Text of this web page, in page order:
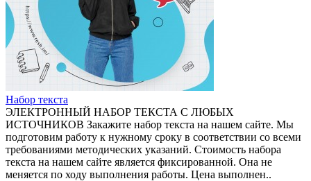
Набор текста
ЭЛЕКТРОННЫЙ НАБОР ТЕКСТА С ЛЮБЫХ
ИСТОЧНИКОВ Закажите набор текста на нашем сайте. Мы
подготовим работу к нужному сроку в соответствии со всеми
требованиями методических указаний. Стоимость набора
текста на нашем сайте является фиксированной. Она не
меняется по ходу выполнения работы. Цена выполнен..